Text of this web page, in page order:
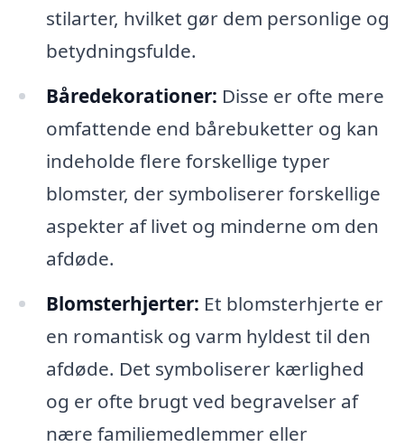
stilarter, hvilket gør dem personlige og
betydningsfulde.
Båredekorationer: Disse er ofte mere
omfattende end bårebuketter og kan
indeholde flere forskellige typer
blomster, der symboliserer forskellige
aspekter af livet og minderne om den
afdøde.
Blomsterhjerter: Et blomsterhjerte er
en romantisk og varm hyldest til den
afdøde. Det symboliserer kærlighed
og er ofte brugt ved begravelser af
nære familiemedlemmer eller